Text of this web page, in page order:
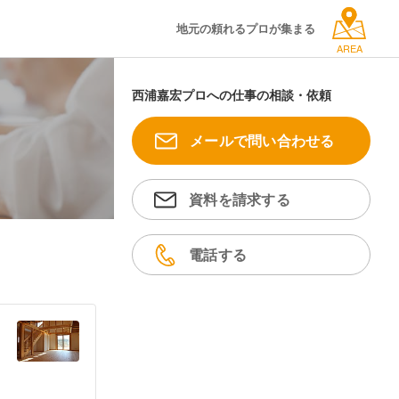
地元の頼れるプロが集まる
AREA
西浦嘉宏プロへの仕事の相談・依頼
メールで問い合わせる
資料を請求する
電話する